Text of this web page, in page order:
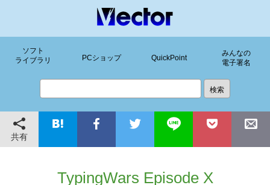
ソフト
ライブラリ
PCショップ QuickPoint
みんなの
電子署名
共有
TypingWars Episode X